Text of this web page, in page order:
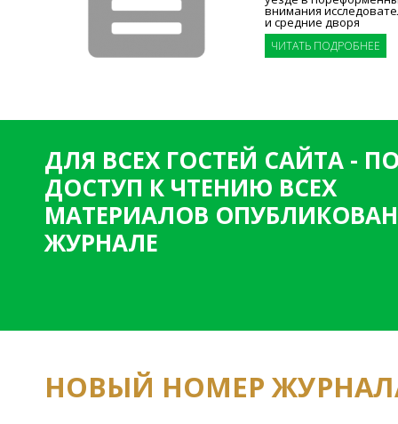
внимания
и средние дворя
ЧИТАТЬ ПОДРОБНЕЕ
ДЛЯ ВСЕХ ГОСТЕЙ САЙТА -
ДОСТУП К ЧТЕНИЮ ВСЕХ
МАТЕРИАЛОВ
ЖУРНАЛЕ
НОВЫЙ НОМЕР